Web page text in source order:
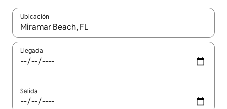
Ubicación
Cuando los resultados estén disponibles, podrás navegar
Llegada
Salida